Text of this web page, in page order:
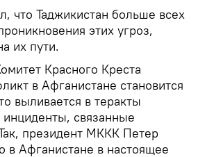
что Таджикистан больше всех
этих угроз,
их пути.
Красного Креста
в Афганистане становится
выливается в теракты
инциденты, связанные
президент МККК Петер
в Афганистане в настоящее